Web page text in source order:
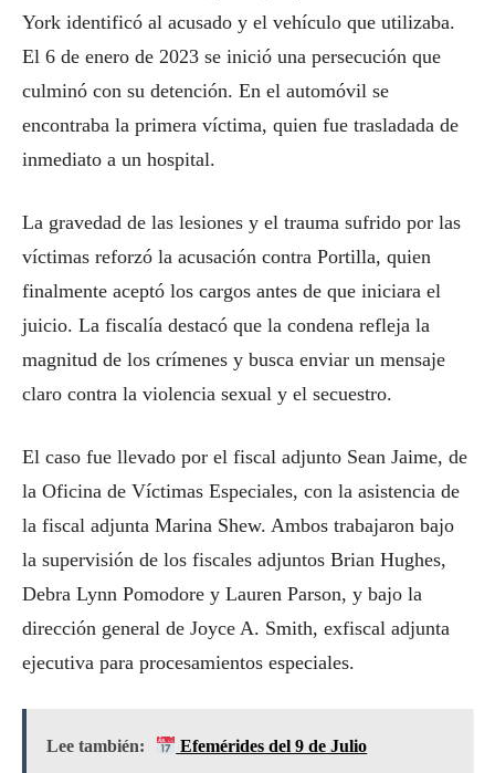
York identificó al acusado y el vehículo que utilizaba.
El 6 de enero de 2023 se inició una persecución que
culminó con su detención. En el automóvil se
encontraba la primera víctima, quien fue trasladada de
inmediato a un hospital.
La gravedad de las lesiones y el trauma sufrido por las
víctimas reforzó la acusación contra Portilla, quien
finalmente aceptó los cargos antes de que iniciara el
juicio. La fiscalía destacó que la condena refleja la
magnitud de los crímenes y busca enviar un mensaje
claro contra la violencia sexual y el secuestro.
El caso fue llevado por el fiscal adjunto Sean Jaime, de
la Oficina de Víctimas Especiales, con la asistencia de
la fiscal adjunta Marina Shew. Ambos trabajaron bajo
la supervisión de los fiscales adjuntos Brian Hughes,
Debra Lynn Pomodore y Lauren Parson, y bajo la
dirección general de Joyce A. Smith, exfiscal adjunta
ejecutiva para procesamientos especiales.
Lee también: Efemérides del 9 de Julio